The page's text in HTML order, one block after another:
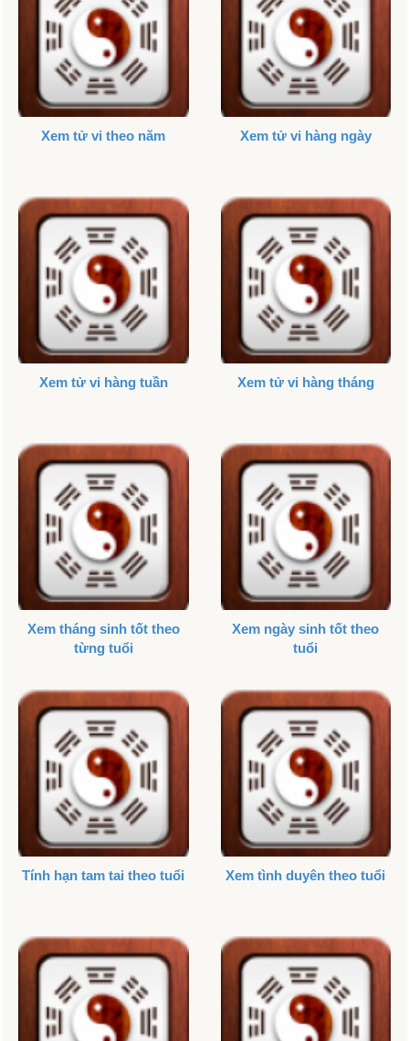
Xem tử vi theo năm Xem tử vi hàng ngày
Xem tử vi hàng tuần Xem tử vi hàng tháng
Xem tháng sinh tốt theo
từng tuổi
Xem ngày sinh tốt theo
tuổi
Tính hạn tam tai theo tuổi Xem tình duyên theo tuổi